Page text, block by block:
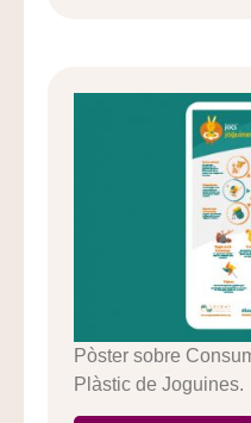
Pòster sobre
Plàstic de Joguines.